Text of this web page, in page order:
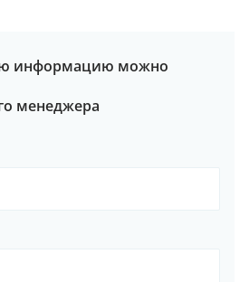
информацию можно
менеджера